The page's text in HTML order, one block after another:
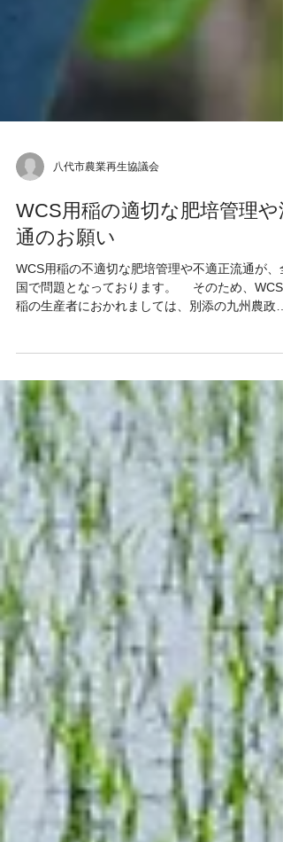
八代市農業再生協議会
WCS用稲の適切な肥培管理や
WCS用稲の不適切な肥培管理や不適正流通が、
稲の生産者におかれましては、別添の九州農政局
作成のパンフレットをお読み頂き、WCS用稲の
切な肥培管理や流通をお願いします。 問合せ
先： 八代市農業再生協議会（八代市農業振興課
農産...